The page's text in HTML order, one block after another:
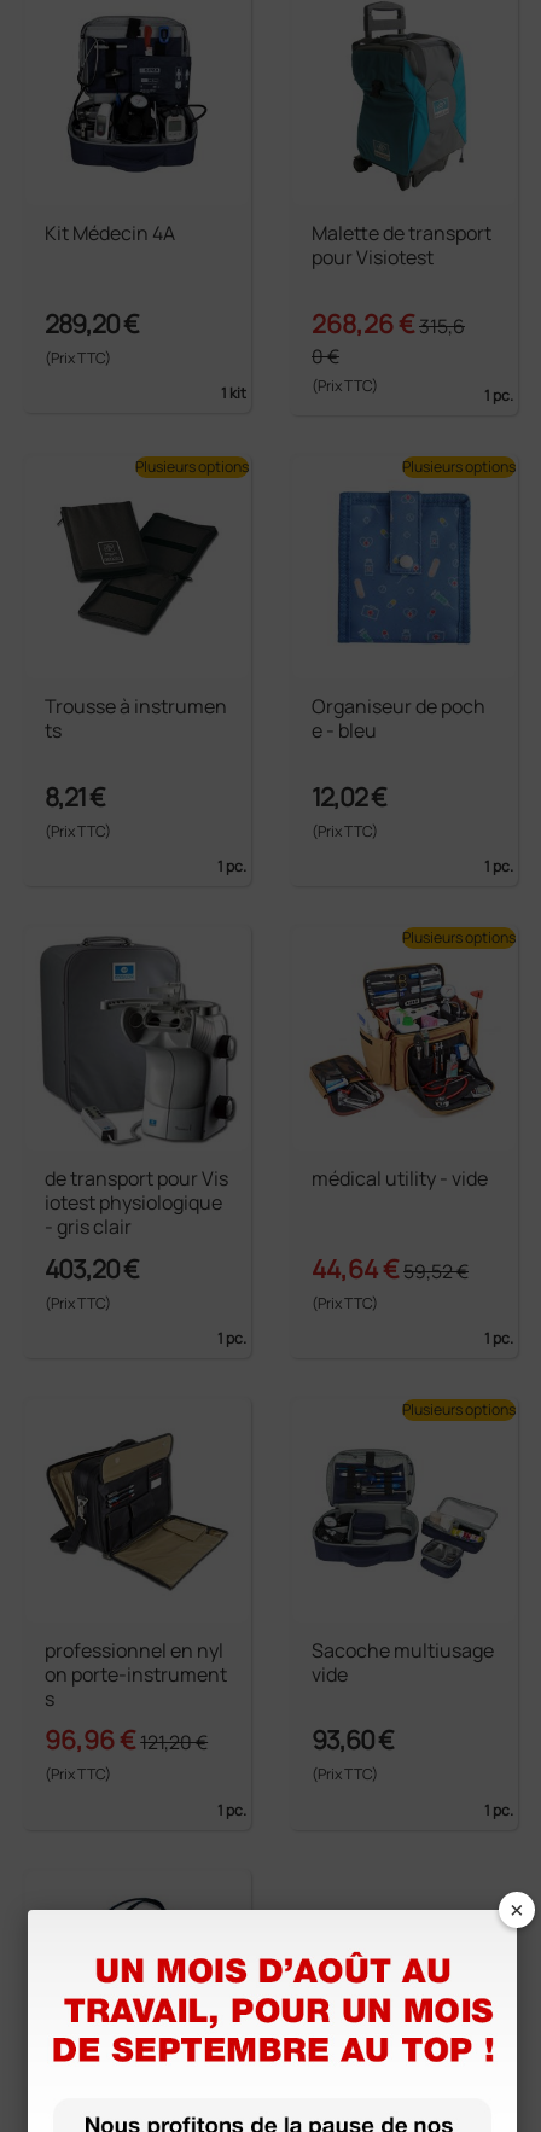
Kit Médecin 4A
289,20 €
(Prix TTC)
1 kit
Malette de transport
pour Visiotest
268,26 €315,6
0 €
(Prix TTC) 1 pc.
Trousse à instrumen
ts
8,21 €
(Prix TTC)
1 pc.
Plusieurs options
Organiseur de poch
e - bleu
12,02 €
(Prix TTC)
1 pc.
Plusieurs options
de transport pour Vis
iotest physiologique
- gris clair
403,20 €
(Prix TTC)
1 pc.
médical utility - vide
44,64 €59,52 €
(Prix TTC)
1 pc.
Plusieurs options
professionnel en nyl
on porte-instrument
s
96,96 €121,20 €
(Prix TTC)
1 pc.
Sacoche multiusage
vide
93,60 €
(Prix TTC)
1 pc.
Plusieurs options
Trousse d'intubation
×